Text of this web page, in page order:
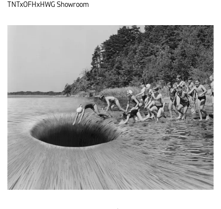
TNTxOFHxHWG Showroom